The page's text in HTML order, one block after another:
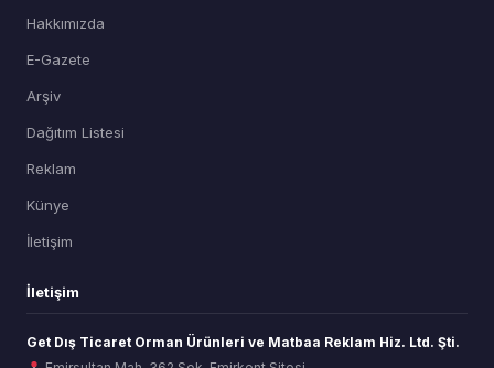
Hakkımızda
E-Gazete
Arşiv
Dağıtım Listesi
Reklam
Künye
İletişim
İletişim
Get Dış Ticaret Orman Ürünleri ve Matbaa Reklam Hiz. Ltd. Şti.